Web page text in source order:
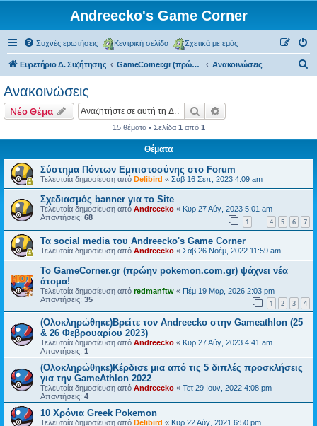
Andreecko's Game Corner
Συχνές ερωτήσεις Κεντρική σελίδα Σχετικά με εμάς
Ευρετήριο Δ. Συζήτησης GameCorner.gr (πρώην Greek Pokemon) Ανακοινώσεις
Ανακοινώσεις
Νέο Θέμα Αναζήτηση
15 θέματα • Σελίδα 1 από 1
Θέματα
Σύστημα Πόντων Εμπιστοσύνης στο Forum
Τελευταία δημοσίευση από Delibird « Σάβ 16 Σεπ, 2023 4:09 am
Σχεδιασμός banner για το Site
Τελευταία δημοσίευση από Andreecko « Κυρ 27 Αύγ, 2023 5:01 am
Απαντήσεις: 68 1 … 4 5 6 7
Τα social media του Andreecko's Game Corner
Τελευταία δημοσίευση από Andreecko « Σάβ 26 Νοέμ, 2022 11:59 am
Το GameCorner.gr (πρώην pokemon.com.gr) ψάχνει νέα
άτομα!
Τελευταία δημοσίευση από redmanftw « Πέμ 19 Μαρ, 2026 2:03 pm
Απαντήσεις: 35 1 2 3 4
(Ολοκληρώθηκε)Βρείτε τον Andreecko στην Gameathlon (25
& 26 Φεβρουαρίου 2023)
Τελευταία δημοσίευση από Andreecko « Κυρ 27 Αύγ, 2023 4:41 am
Απαντήσεις: 1
(Ολοκληρώθηκε)Κέρδισε μια από τις 5 διπλές προσκλήσεις
για την GameAthlon 2022
Τελευταία δημοσίευση από Andreecko « Τετ 29 Ιουν, 2022 4:08 pm
Απαντήσεις: 4
10 Χρόνια Greek Pokemon
Τελευταία δημοσίευση από Delibird « Κυρ 22 Αύγ, 2021 6:50 pm